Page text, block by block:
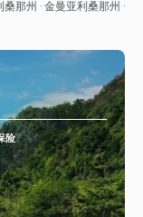
那州 · 金曼亚利桑那州 ·
险